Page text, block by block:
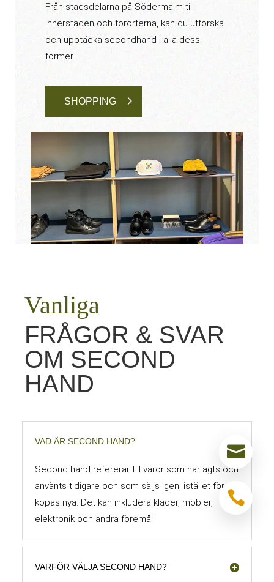
Från stadsdelarna på Södermalm till
innerstaden och förorterna, kan du utforska
och upptäcka secondhand i alla dess
former.
SHOPPING
Vanliga
FRÅGOR & SVAR
OM SECOND
HAND
VAD ÄR SECOND HAND?
Second hand refererar till varor som har ägts och
använts tidigare och som säljs igen, istället för att
köpas nya. Det kan inkludera kläder, möbler,
elektronik och andra föremål.
VARFÖR VÄLJA SECOND HAND?

